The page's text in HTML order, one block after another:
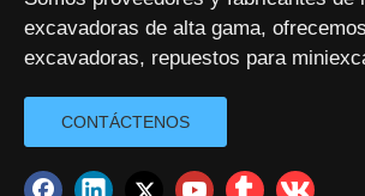
excavadoras de alta gama,
excavadoras, repuestos para
CONTÁCTENOS